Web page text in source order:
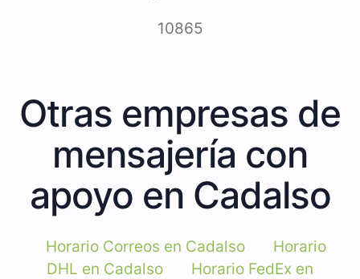
10865
Otras empresas de
mensajería con
apoyo en Cadalso
Horario Correos en Cadalso
Horario
DHL en Cadalso
Horario FedEx en